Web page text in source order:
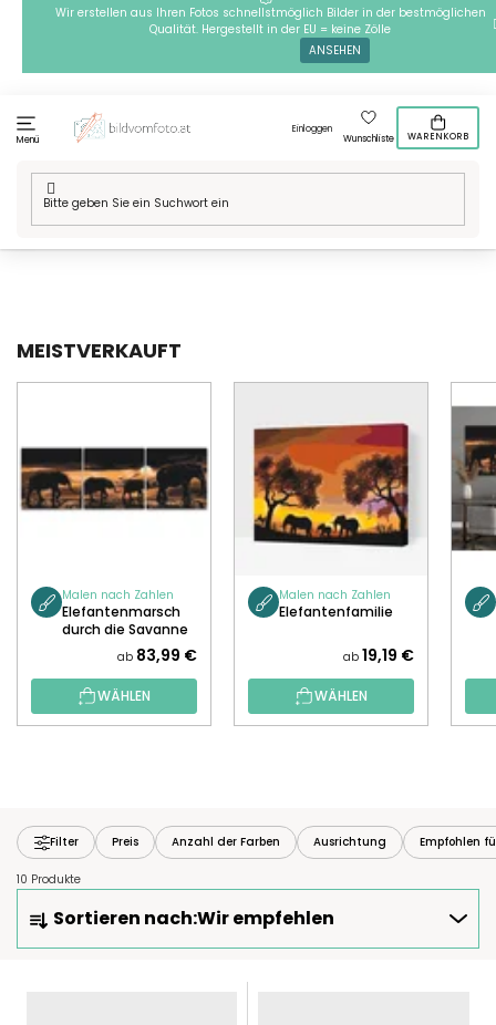
springen
Wir erstellen aus Ihren Fotos schnellstmöglich Bilder in der bestmöglichen
Qualität. Hergestellt in der EU = keine Zölle
ANSEHEN
Menü
Einloggen
Wunschliste
WARENKORB
Startseite
Technik / Malen nach Zahlen
Afrika
MEISTVERKAUFT
Malen nach Zahlen
Elefantenmarsch
durch die Savanne
Leinwänden)
ab 83,99 €
WÄHLEN
Malen nach Zahlen
Elefantenfamilie
ab 19,19 €
WÄHLEN
Filter Preis Anzahl der Farben Ausrichtung Empfohlen
10 Produkte
O
Sortieren nach:Wir empfehlen